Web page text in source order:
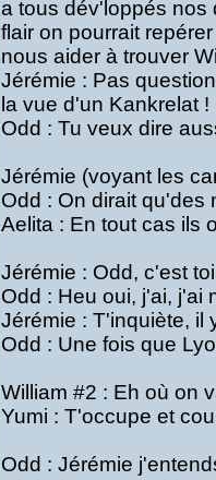
a tous dév'loppés nos
flair on pourrait
nous aider à trouver
Jérémie : Pas
la vue d'un Kankrelat !
Odd : Tu veux dire
Jérémie (voyant les
Odd : On dirait qu'des
Aelita : En tout cas ils
Jérémie : Odd, c'est
Odd : Heu oui, j'ai, j'ai
Jérémie : T'inquiète, il
Odd : Une fois que
William #2 : Eh où on
Yumi : T'occupe et
Odd : Jérémie